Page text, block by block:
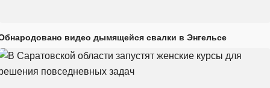
видео дымящейся свалки в Энгельсе